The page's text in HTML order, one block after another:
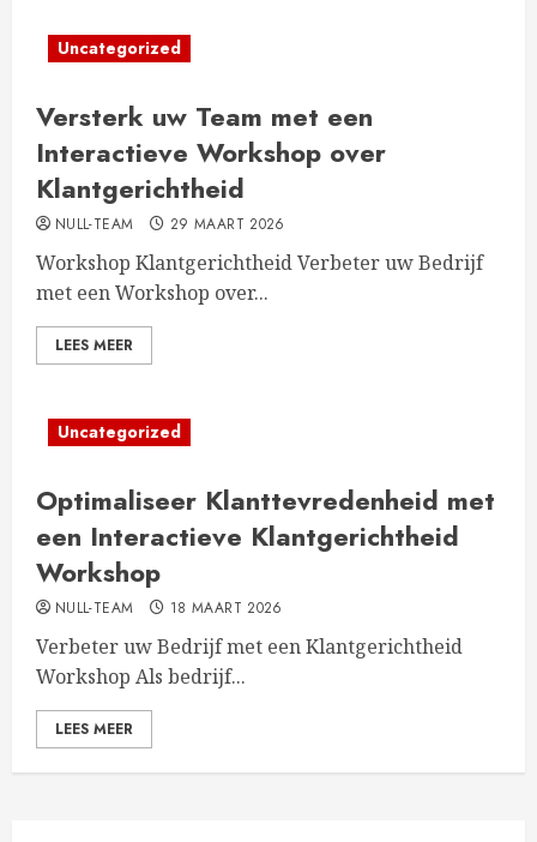
Uncategorized
Versterk uw Team met een
Interactieve Workshop over
Klantgerichtheid
NULL-TEAM 29 MAART 2026
Workshop Klantgerichtheid Verbeter uw Bedrijf
met een Workshop over...
LEES MEER
Uncategorized
Optimaliseer Klanttevredenheid met
een Interactieve Klantgerichtheid
Workshop
NULL-TEAM 18 MAART 2026
Verbeter uw Bedrijf met een Klantgerichtheid
Workshop Als bedrijf...
LEES MEER